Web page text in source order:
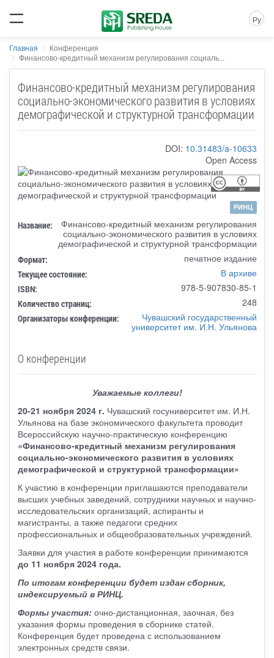
Ру
Главная
Конференция
Финансово-кредитный механизм регулирования социаль...
Финансово-кредитный механизм регулирования
социально-экономического развития в условиях
демографической и структурной трансформации
DOI: 10.31483/a-10633
Open Access
РИНЦ
Название:
Финансово-кредитный механизм регулирования
социально-экономического развития в условиях
демографической и структурной трансформации
Формат: печатное издание
Текущее состояние: В архиве
ISBN: 978-5-907830-85-1
Количество страниц: 248
Организаторы конференции:
Чувашский государственный
университет им. И.Н. Ульянова
О конференции
Уважаемые коллеги!
20-21 ноября 2024 г. Чувашский госуниверситет им. И.Н.
Ульянова на базе экономического факультета проводит
Всероссийскую научно-практическую конференцию
«Финансово-кредитный механизм регулирования
социально-экономического развития в условиях
демографической и структурной трансформации»
К участию в конференции приглашаются преподаватели
высших учебных заведений, сотрудники научных и научно-
исследовательских организаций, аспиранты и
магистранты, а также педагоги средних
профессиональных и общеобразовательных учреждений.
Заявки для участия в работе конференции принимаются
до 11 ноября 2024 года.
По итогам конференции будет издан сборник,
индексируемый в РИНЦ.
Формы участия:очно-дистанционная, заочная, без
указания формы проведения в сборнике статей.
Конференция будет проведена с использованием
электронных средств связи.